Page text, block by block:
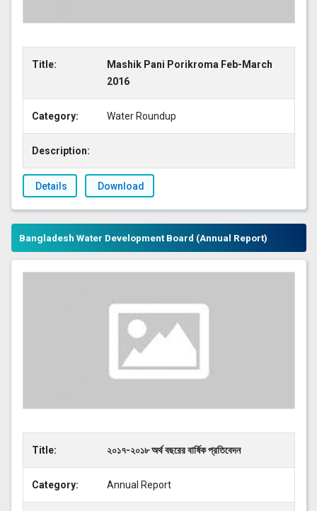
Title:
Mashik Pani Porikroma Feb-March
2016
Category: Water Roundup
Description:
Details Download
Bangladesh Water Development Board (Annual Report)
Title: ২০১৭-২০১৮ অর্থ বছরের বার্ষিক প্রতিবেদন
Category: Annual Report